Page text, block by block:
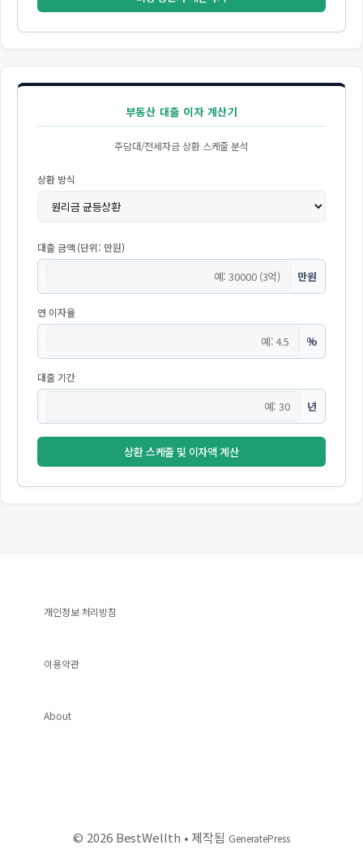
부동산 대출 이자 계산기
주담대/전세자금 상환 스케줄 분석
상환 방식
대출 금액 (단위: 만원)
만원
연 이자율
%
대출 기간
년
상환 스케줄 및 이자액 계산
개인정보 처리방침
이용약관
About
© 2026 BestWellth • 제작됨 GeneratePress